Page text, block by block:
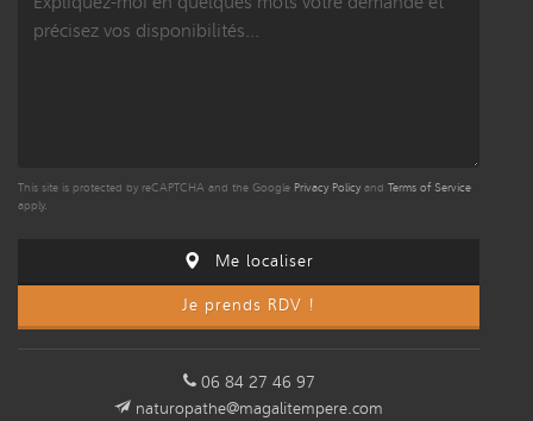
This site is protected by reCAPTCHA and the Google Privacy Policy and Terms of Service
apply.
Me localiser
Je prends RDV !
06 84 27 46 97
naturopathe@magalitempere.com